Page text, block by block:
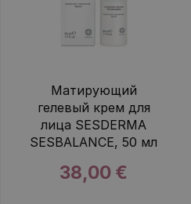
Матирующий
гелевый крем для
лица SESDERMA
SESBALANCE, 50 мл
38,00 €